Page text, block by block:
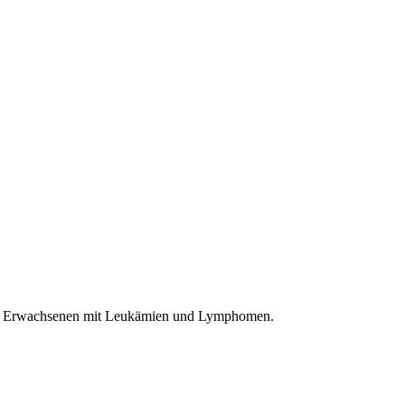
mit Leukämien und Lymphomen.